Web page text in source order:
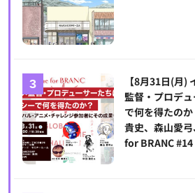
【8月31日(月)
監督・プロデ
で何を得たの
貴史、森山愛
for BRANC #14